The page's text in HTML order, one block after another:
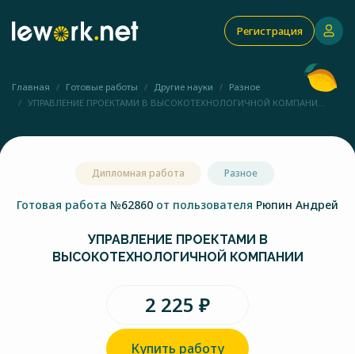
Регистрация
Главная Готовые работы Другие науки
Разное
УПРАВЛЕНИЕ ПРОЕКТАМИ В ВЫСОКОТЕХНОЛОГИЧНОЙ КОМПАНИ...
Дипломная работа Разное
Готовая работа №62860 от пользователя Рюпин Андрей
УПРАВЛЕНИЕ ПРОЕКТАМИ В
ВЫСОКОТЕХНОЛОГИЧНОЙ КОМПАНИИ
2 225 ₽
Купить работу